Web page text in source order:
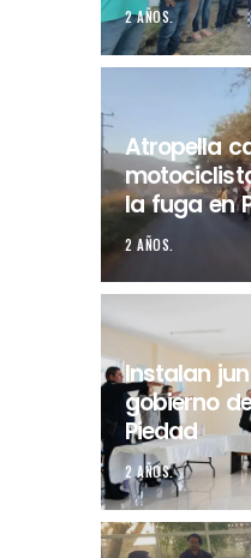
2 AÑOS.
Atropella
la fuga en
2 AÑOS.
Instalan
gobierno
Piedad
2 AÑOS.